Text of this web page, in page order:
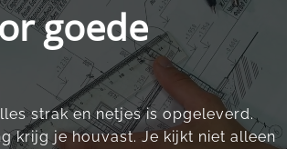
goede
strak en netjes is opgeleverd.​
krijg je houvast.​ Je kijkt niet alleen